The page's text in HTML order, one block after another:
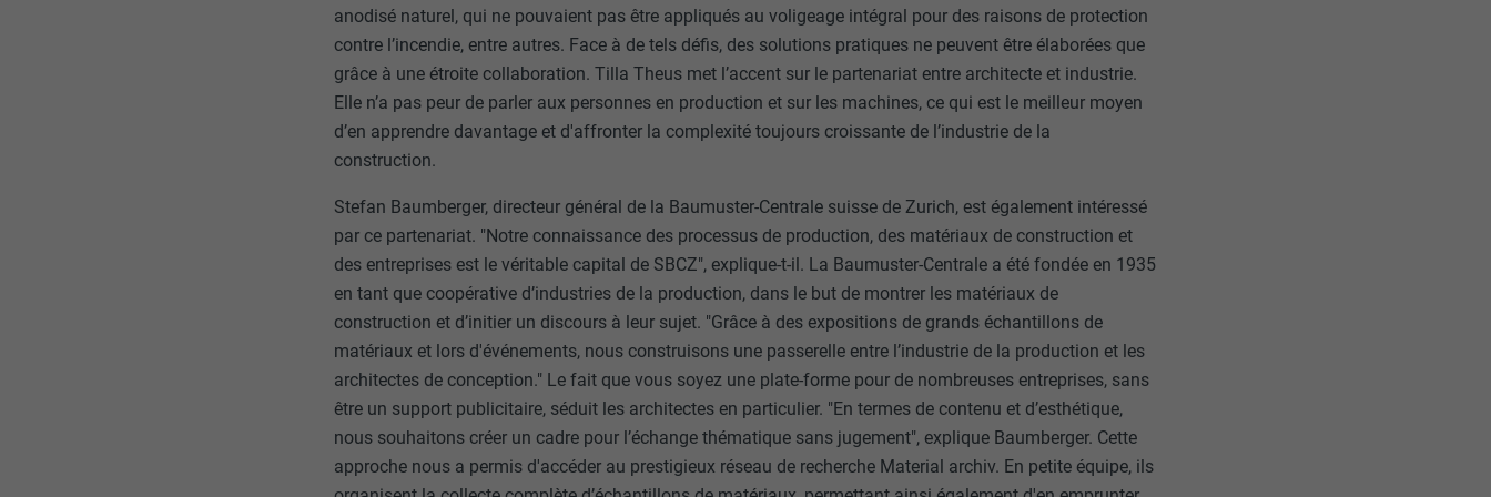
anodisé naturel, qui ne pouvaient pas être appliqués au voligeage intégral pour des raisons de protection
contre l’incendie, entre autres. Face à de tels défis, des solutions pratiques ne peuvent être élaborées que
grâce à une étroite collaboration. Tilla Theus met l’accent sur le partenariat entre architecte et industrie.
Elle n’a pas peur de parler aux personnes en production et sur les machines, ce qui est le meilleur moyen
d’en apprendre davantage et d'affronter la complexité toujours croissante de l’industrie de la
construction.
Stefan Baumberger, directeur général de la Baumuster-Centrale suisse de Zurich, est également intéressé
par ce partenariat. "Notre connaissance des processus de production, des matériaux de construction et
des entreprises est le véritable capital de SBCZ", explique-t-il. La Baumuster-Centrale a été fondée en 1935
en tant que coopérative d’industries de la production, dans le but de montrer les matériaux de
construction et d’initier un discours à leur sujet. "Grâce à des expositions de grands échantillons de
matériaux et lors d'événements, nous construisons une passerelle entre l’industrie de la production et les
architectes de conception." Le fait que vous soyez une plate-forme pour de nombreuses entreprises, sans
être un support publicitaire, séduit les architectes en particulier. "En termes de contenu et d’esthétique,
nous souhaitons créer un cadre pour l’échange thématique sans jugement", explique Baumberger. Cette
approche nous a permis d'accéder au prestigieux réseau de recherche Material archiv. En petite équipe, ils
NOM _gid
FOURNISSEUR Google Universal Analytics
EXPIRATION
UTILITÉ
Enregistre un identifiant unique utilisé pour générer des données
statistiques sur la manière dont l'utilisateur utilise le site Internet.
NOM _gaexp
FOURNISSEUR Google Optimize
EXPIRATION 90 jours
UTILITÉ
Est placé afin de tester si le navigateur autorise l'utilisation de cookies. Ne
contient aucun élément d'identification.
ou non.
NOM lang
UTILITÉ Enregistre la langue choisie par l'utilisateur pour un site Internet.
NOM lang
FOURNISSEUR LinkedIn
EXPIRATION Session
Utilisé par LinkedIn lorsqu'un site Internet contient une fenêtre « Suivez-